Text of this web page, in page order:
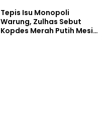
Tepis Isu Monopoli
Warung, Zulhas Sebut
Kopdes Merah Putih Mesin